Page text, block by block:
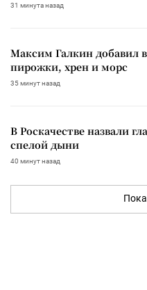
31 минута назад
Максим Галкин добавил
пирожки, хрен и морс
35 минут назад
В Роскачестве назвали
спелой дыни
40 минут назад